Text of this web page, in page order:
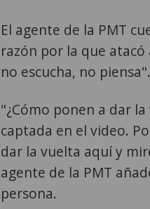
El agente de la PMT
razón por la que
no escucha, no piensa".
"¿Cómo ponen a dar
captada en el video.
dar la vuelta aquí y
agente de la PMT
persona.